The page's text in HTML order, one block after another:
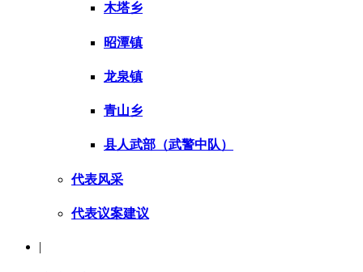
木塔乡
昭潭镇
龙泉镇
青山乡
县人武部（武警中队）
代表风采
代表议案建议
|